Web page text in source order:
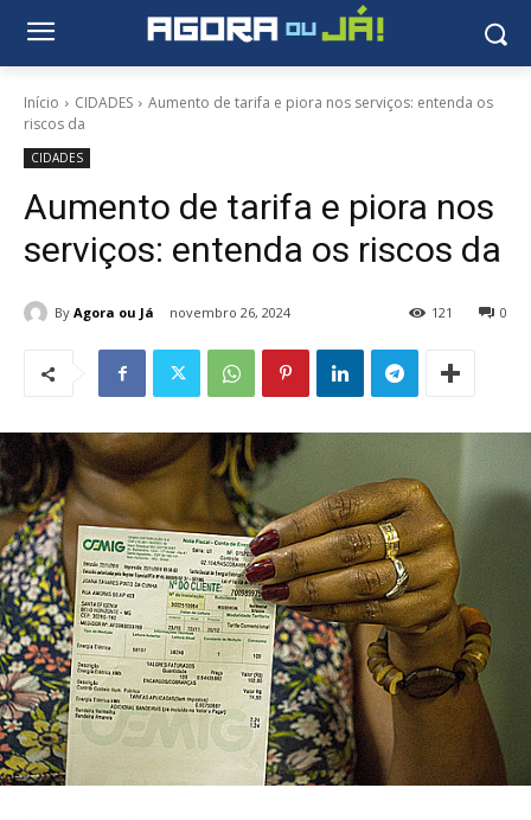
Início CIDADES
Aumento de tarifa e piora nos serviços: entenda os
riscos da
CIDADES
Aumento de tarifa e piora nos
serviços: entenda os riscos da
By Agora ou Já novembro 26, 2024 0
121